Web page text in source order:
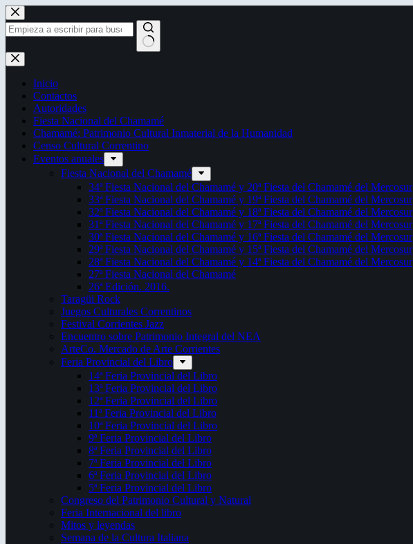
Saltar
al
contenido
Sin
resultados
Inicio
Contactos
Autoridades
Fiesta Nacional del Chamamé
Chamamé: Patrimonio Cultural Inmaterial de la Humanidad
Censo Cultural Correntino
Eventos anuales
Fiesta Nacional del Chamamé
34ª Fiesta Nacional del Chamamé y 20ª Fiesta del Chamamé del Mercosur
33ª Fiesta Nacional del Chamamé y 19ª Fiesta del Chamamé del Mercosur
32ª Fiesta Nacional del Chamamé y 18ª Fiesta del Chamamé del Mercosur
31ª Fiesta Nacional del Chamamé y 17ª Fiesta del Chamamé del Mercosur
30ª Fiesta Nacional del Chamamé y 16ª Fiesta del Chamamé del Mercosur
29ª Fiesta Nacional del Chamamé y 15ª Fiesta del Chamamé del Mercosur
28ª Fiesta Nacional del Chamamé y 14ª Fiesta del Chamamé del Mercosur
27ª Fiesta Nacional del Chamamé
26ª Edición. 2016.
Taragüi Rock
Juegos Culturales Correntinos
Festival Corrientes Jazz
Encuentro sobre Patrimonio Integral del NEA
ArteCo. Mercado de Arte Corrientes
Feria Provincial del Libro
14ª Feria Provincial del Libro
13ª Feria Provincial del Libro
12ª Feria Provincial del Libro
11ª Feria Provincial del Libro
10ª Feria Provincial del Libro
9ª Feria Provincial del Libro
8ª Feria Provincial del Libro
7ª Feria Provincial del Libro
6ª Feria Provincial del Libro
5ª Feria Provincial del Libro
Congreso del Patrimonio Cultural y Natural
Feria Internacional del libro
Mitos y leyendas
Semana de la Cultura Italiana